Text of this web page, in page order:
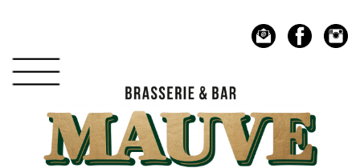
hoofdnavigatie
hoofd
inhoud
Mauve